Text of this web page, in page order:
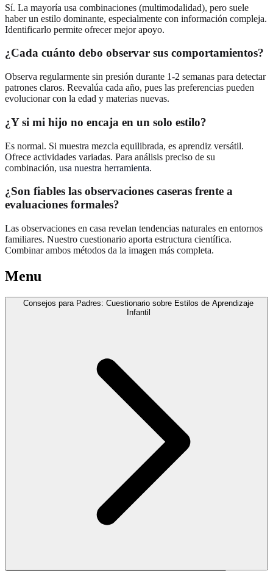
Sí. La mayoría usa combinaciones (multimodalidad), pero suele
haber un estilo dominante, especialmente con información compleja.
Identificarlo permite ofrecer mejor apoyo.
¿Cada cuánto debo observar sus comportamientos?
Observa regularmente sin presión durante 1-2 semanas para detectar
patrones claros. Reevalúa cada año, pues las preferencias pueden
evolucionar con la edad y materias nuevas.
¿Y si mi hijo no encaja en un solo estilo?
Es normal. Si muestra mezcla equilibrada, es aprendiz versátil.
Ofrece actividades variadas. Para análisis preciso de su
combinación, usa nuestra herramienta.
¿Son fiables las observaciones caseras frente a
evaluaciones formales?
Las observaciones en casa revelan tendencias naturales en entornos
familiares. Nuestro cuestionario aporta estructura científica.
Combinar ambos métodos da la imagen más completa.
Menu
Consejos para Padres: Cuestionario sobre Estilos de Aprendizaje
Infantil